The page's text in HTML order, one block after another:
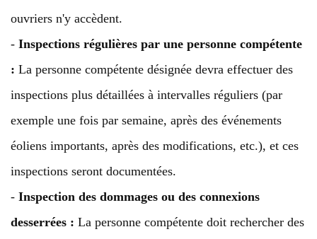
ouvriers n'y accèdent.
- Inspections régulières par une personne compétente
: La personne compétente désignée devra effectuer des
inspections plus détaillées à intervalles réguliers (par
exemple une fois par semaine, après des événements
éoliens importants, après des modifications, etc.), et ces
inspections seront documentées.
- Inspection des dommages ou des connexions
desserrées : La personne compétente doit rechercher des